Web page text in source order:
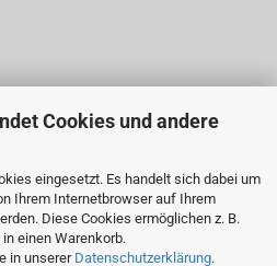
Cookies und andere
eingesetzt. Es handelt sich dabei um
Ihrem Internetbrowser auf Ihrem
Diese Cookies ermöglichen z. B.
einen Warenkorb.
in unserer Datenschutzerklärung.